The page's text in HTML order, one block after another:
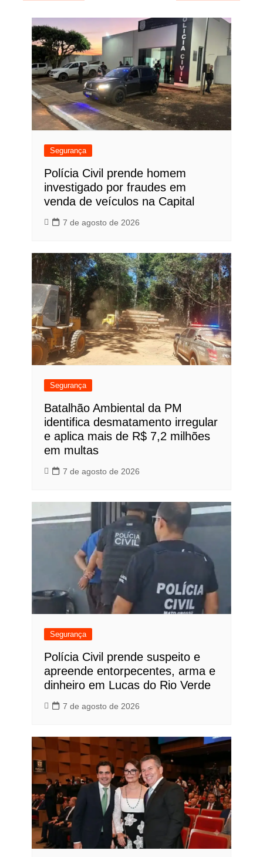
Post
Segurança
Polícia Civil prende homem
investigado por fraudes em
venda de veículos na Capital
7 de agosto de 2026
Segurança
Batalhão Ambiental da PM
identifica desmatamento irregular
e aplica mais de R$ 7,2 milhões
em multas
7 de agosto de 2026
Segurança
Polícia Civil prende suspeito e
apreende entorpecentes, arma e
dinheiro em Lucas do Rio Verde
7 de agosto de 2026